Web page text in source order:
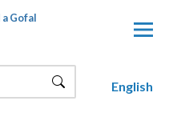
Gofal
English